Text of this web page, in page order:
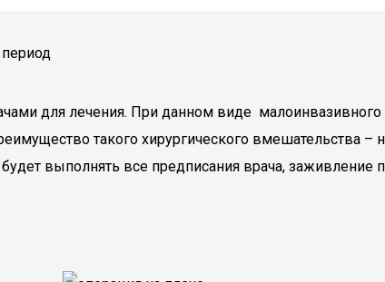
для лечения. При данном виде
такого хирургического вмешательства –
выполнять все предписания врача, заживление